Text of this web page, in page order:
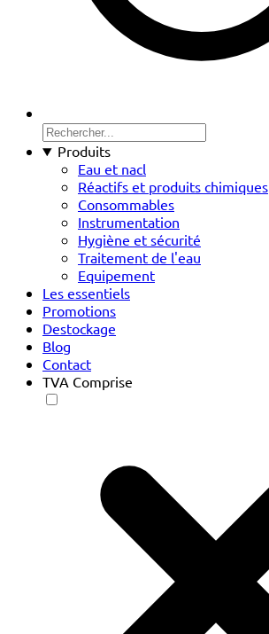
Produits
Eau et nacl
Réactifs et produits chimiques
Consommables
Instrumentation
Hygiène et sécurité
Traitement de l'eau
Equipement
Les essentiels
Promotions
Destockage
Blog
Contact
TVA Comprise